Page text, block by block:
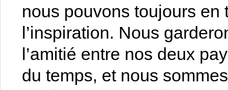
nous pouvons toujours
l’inspiration. Nous
l’amitié entre nos deux
du temps, et nous